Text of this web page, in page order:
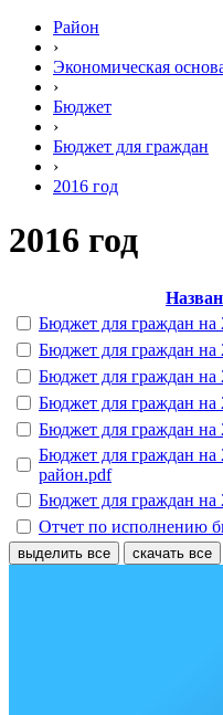
Район
›
Экономическая
›
Бюджет
›
Бюджет для граждан
›
2016 год
2016 год
Бюджет для граждан
Бюджет для граждан на
Бюджет для граждан
Бюджет для граждан
Бюджет для граждан на
Бюджет для граждан на
район.pdf
Бюджет для граждан
Отчет по исполнению
выделить все скачать все